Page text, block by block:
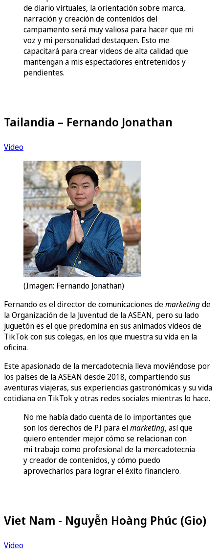
de diario virtuales, la orientación sobre marca,
narración y creación de contenidos del
campamento será muy valiosa para hacer que mi
voz y mi personalidad destaquen. Esto me
capacitará para crear videos de alta calidad que
mantengan a mis espectadores entretenidos y
pendientes.
Tailandia – Fernando Jonathan
Video
(Imagen: Fernando Jonathan)
Fernando es el director de comunicaciones demarketingde
la Organización de la Juventud de la ASEAN, pero su lado
juguetón es el que predomina en sus animados videos de
TikTok con sus colegas, en los que muestra su vida en la
oficina.
Este apasionado de la mercadotecnia lleva moviéndose por
los países de la ASEAN desde 2018, compartiendo sus
aventuras viajeras, sus experiencias gastronómicas y su vida
cotidiana en TikTok y otras redes sociales mientras lo hace.
No me había dado cuenta de lo importantes que
son los derechos de PI para elmarketing, así que
quiero entender mejor cómo se relacionan con
mi trabajo como profesional de la mercadotecnia
y creador de contenidos, y cómo puedo
aprovecharlos para lograr el éxito financiero.
Viet Nam - Nguyễn Hoàng Phúc (Gio)
Video